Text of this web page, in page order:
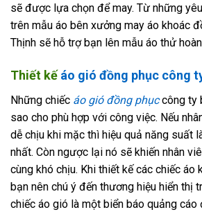
sẽ được lựa chọn để may. Từ những
trên mẫu áo bên xưởng may áo khoác
Thịnh sẽ hỗ trợ bạn lên mẫu áo thử
Thiết kếáo gió đồng phục công
Những chiếc áo gió đồng phụccông ty
sao cho phù hợp với công việc. Nếu
dễ chịu khi mặc thì hiệu quả năng suất
nhất. Còn ngược lại nó sẽ khiến nhân
cùng khó chịu. Khi thiết kế các chiếc áo
bạn nên chú ý đến thương hiệu hiển thị
chiếc áo gió là một biển báo quảng cáo